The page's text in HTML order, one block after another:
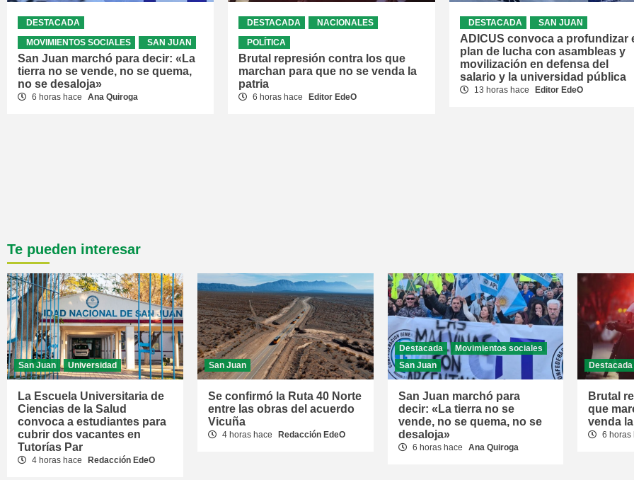
DESTACADA
MOVIMIENTOS SOCIALES
SAN JUAN
San Juan marchó para decir: «La
tierra no se vende, no se quema,
no se desaloja»
6 horas hace Ana Quiroga
DESTACADA
NACIONALES
POLÍTICA
Brutal represión contra los que
marchan para que no se venda la
patria
6 horas hace Editor EdeO
DESTACADA SAN JUAN
ADICUS convoca a profundizar
plan de lucha con asambleas y
movilización en defensa del
salario y la universidad pública
13 horas hace Editor EdeO
Te pueden interesar
San Juan Universidad
La Escuela Universitaria de
Ciencias de la Salud
convoca a estudiantes para
cubrir dos vacantes en
Tutorías Par
4 horas hace Redacción EdeO
San Juan
Se confirmó la Ruta 40 Norte
entre las obras del acuerdo
Vicuña
4 horas hace Redacción EdeO
Destacada
Movimientos sociales
San Juan
San Juan marchó para
decir: «La tierra no se
vende, no se quema, no se
desaloja»
6 horas hace Ana Quiroga
Destacada
Brutal
que
venda
6